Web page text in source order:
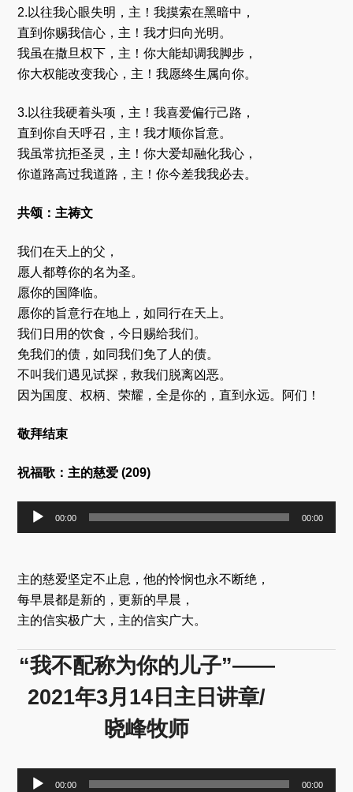
2.以往我心眼失明，主！我摸索在黑暗中，
直到你赐我信心，主！我才归向光明。
我虽在撒旦权下，主！你大能却调我脚步，
你大权能改变我心，主！我愿终生属向你。
3.以往我硬着头项，主！我喜爱偏行己路，
直到你自天呼召，主！我才顺你旨意。
我虽常抗拒圣灵，主！你大爱却融化我心，
你道路高过我道路，主！你今差我我必去。
共颂：主祷文
我们在天上的父，
愿人都尊你的名为圣。
愿你的国降临。
愿你的旨意行在地上，如同行在天上。
我们日用的饮食，今日赐给我们。
免我们的债，如同我们免了人的债。
不叫我们遇见试探，救我们脱离凶恶。
因为国度、权柄、荣耀，全是你的，直到永远。阿们！
敬拜结束
祝福歌：主的慈爱 (209)
器
00:00 00:00
主的慈爱坚定不止息，他的怜悯也永不断绝，
每早晨都是新的，更新的早晨，
主的信实极广大，主的信实广大。
“我不配称为你的儿子”——
2021年3月14日主日讲章/
晓峰牧师
00:00 00:00